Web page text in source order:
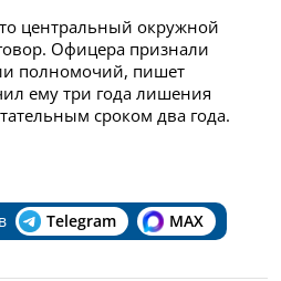
центральный окружной
Офицера признали
полномочий, пишет
ему три года лишения
сроком два года.
Telegram MAX